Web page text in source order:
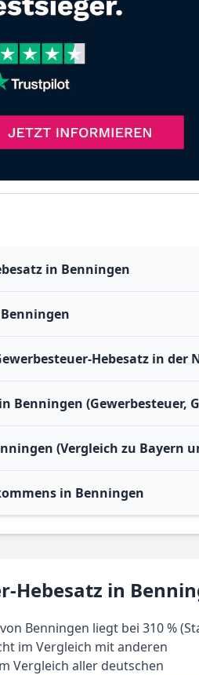
in Benningen
Hebesatz in der
Benningen (Gewerbesteuer,
(Vergleich zu Bayern
in Benningen
Hebesatz in
Benningen liegt bei 310 %
im Vergleich mit anderen
Vergleich aller deutschen